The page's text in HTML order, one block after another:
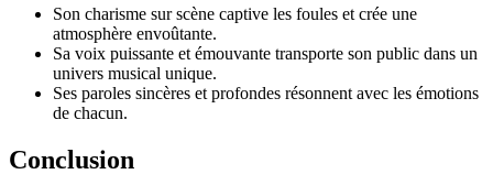
Son charisme sur scène captive les foules et crée une
atmosphère envoûtante.
Sa voix puissante et émouvante transporte son public dans un
univers musical unique.
Ses paroles sincères et profondes résonnent avec les émotions
de chacun.
Conclusion